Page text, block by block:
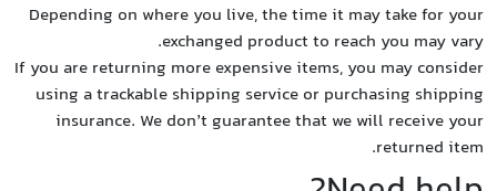
If you